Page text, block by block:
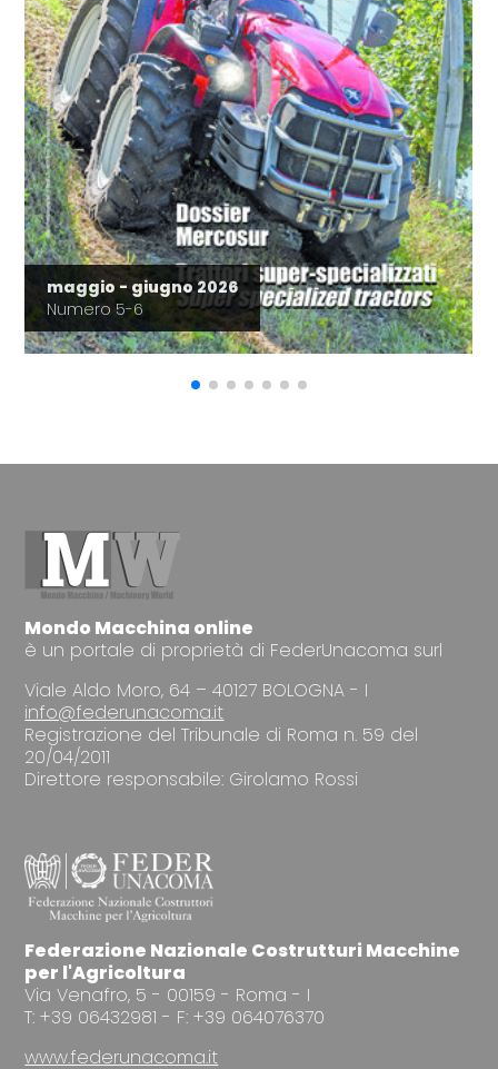
maggio - giugno 2026
Numero 5-6
Mondo Macchina online
è un portale di proprietà di FederUnacoma surl
Viale Aldo Moro, 64 – 40127 BOLOGNA - I
info@federunacoma.it
Registrazione del Tribunale di Roma n. 59 del
20/04/2011
Direttore responsabile: Girolamo Rossi
Federazione Nazionale Costrutturi Macchine
per l'Agricoltura
Via Venafro, 5 - 00159 - Roma - I
T: +39 06432981 - F: +39 064076370
www.federunacoma.it